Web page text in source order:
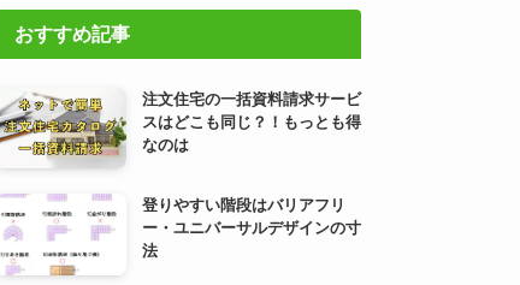
おすすめ記事
注文住宅の一括資料請求サービ
スはどこも同じ？！もっとも得
なのは
登りやすい階段はバリアフリ
ー・ユニバーサルデザインの寸
法